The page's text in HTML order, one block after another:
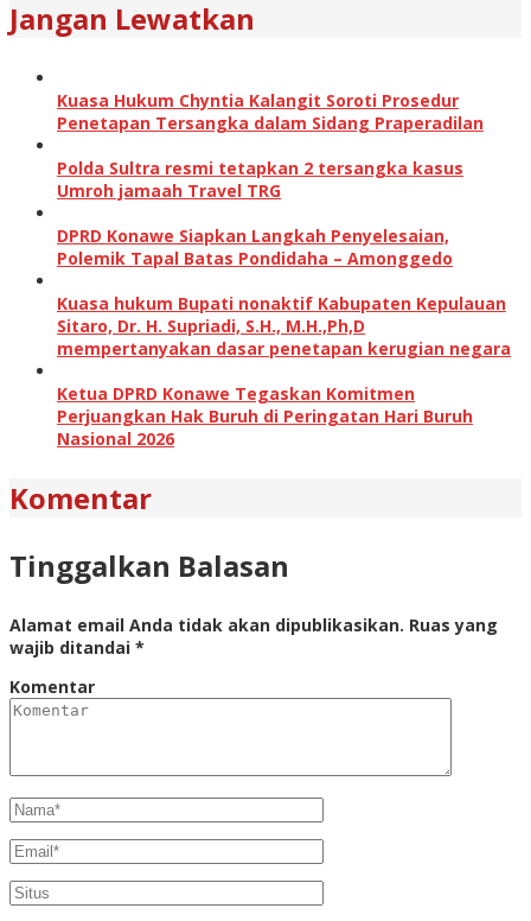
Jangan Lewatkan
Kuasa Hukum Chyntia Kalangit Soroti Prosedur
Penetapan Tersangka dalam Sidang Praperadilan
Polda Sultra resmi tetapkan 2 tersangka kasus
Umroh jamaah Travel TRG
DPRD Konawe Siapkan Langkah Penyelesaian,
Polemik Tapal Batas Pondidaha – Amonggedo
Kuasa hukum Bupati nonaktif Kabupaten Kepulauan
Sitaro, Dr. H. Supriadi, S.H., M.H.,Ph,D
mempertanyakan dasar penetapan kerugian negara
Ketua DPRD Konawe Tegaskan Komitmen
Perjuangkan Hak Buruh di Peringatan Hari Buruh
Nasional 2026
Komentar
Tinggalkan Balasan
Alamat email Anda tidak akan dipublikasikan. Ruas yang
wajib ditandai *
Komentar